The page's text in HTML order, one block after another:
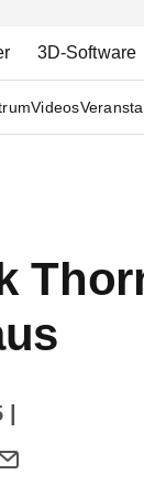
3D-Software
Videos